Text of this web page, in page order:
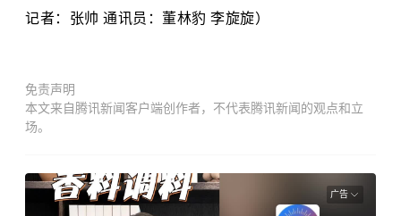
记者：张帅 通讯员：董林豹 李旋旋）
免责声明
本文来自腾讯新闻客户端创作者，不代表腾讯新闻的观点和立
场。
广告